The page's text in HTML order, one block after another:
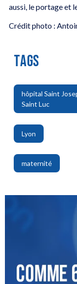
aussi, le portage et
Crédit photo :
TAGS
hôpital Saint
Saint Luc
,
Lyon
,
maternité